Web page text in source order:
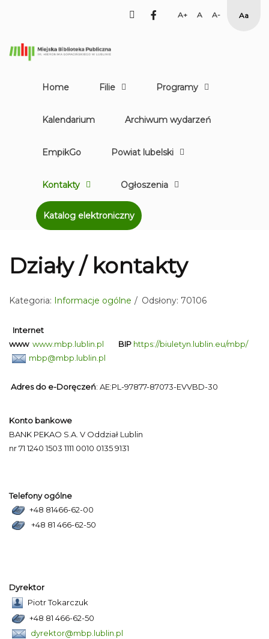
facebook
Set Set
Smaller
High
Home Filie Programy
Kalendarium Archiwum wydarzeń
EmpikGo Powiat lubelski
Kontakty Ogłoszenia
Katalog elektroniczny
Działy / kontakty
Kategoria: Informacje ogólne Odsłony: 70106
Internet
www www.mbp.lublin.pl BIP https://biuletyn.lublin.eu/mbp/
mbp@mbp.lublin.pl
Adres do e-Doręczeń: AE:PL-97877-87073-EVVBD-30
Konto bankowe
BANK PEKAO S.A. V Oddział Lublin
nr 71 1240 1503 1111 0010 0135 9131
Telefony ogólne
+48 81466-62-00
+48 81 466-62-50
Dyrektor
Piotr Tokarczuk
+48 81 466-62-50
dyrektor@mbp.lublin.pl